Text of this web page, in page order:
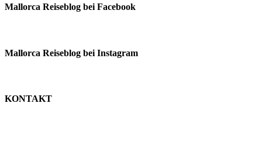
Mallorca Reiseblog bei Facebook
Mallorca Reiseblog bei Instagram
KONTAKT